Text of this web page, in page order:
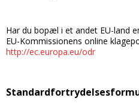
Har du bopæl i et andet EU-land
EU-Kommissionens online
http://ec.europa.eu/odr